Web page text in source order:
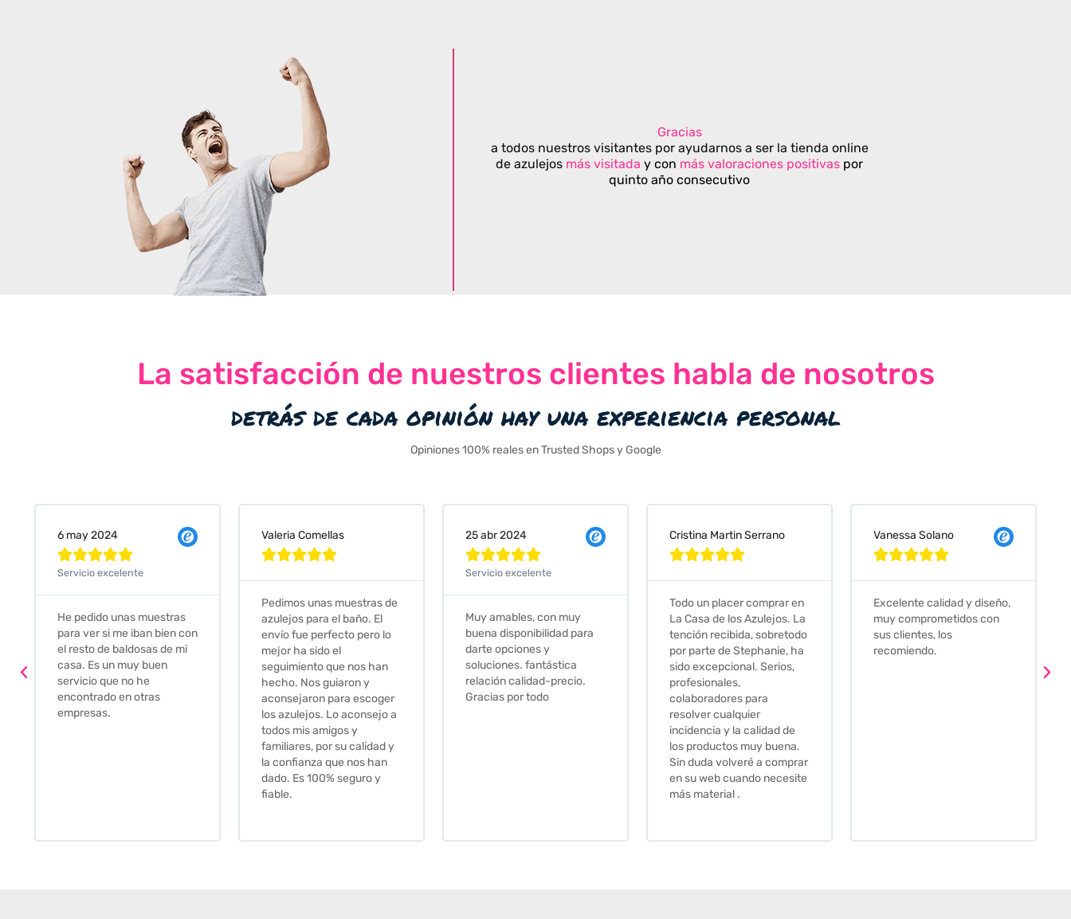
Gracias
a todos nuestros visitantes por ayudarnos a ser la tienda online
de azulejos más visitada y con más valoraciones positivas por
quinto año consecutivo
La satisfacción de nuestros clientes habla de nosotros
detrás de cada opinión hay una experiencia personal
Opiniones 100% reales en Trusted Shops y Google
Valeria Comellas

azulejos para el baño. El
envío fue perfecto pero lo
mejor ha sido el
seguimiento que nos han
hecho. Nos guiaron y
aconsejaron para escoger
los azulejos. Lo aconsejo a
25 abr 2024

Muy amables, con muy
buena disponibilidad para
darte opciones y
soluciones. fantástica
relación calidad-precio.
Gracias por todo
Cristina Martin Serrano

La Casa de los Azulejos. La
tención recibida, sobretodo
por parte de Stephanie, ha
sido excepcional. Serios,
profesionales,
colaboradores para
Vanessa Solano

Excelente calidad y diseño,
muy comprometidos con
sus clientes, los
recomiendo.
Judit Bonet Pardell

Que decir, si teneis que
comprar alguna baldosa
este és el sitio indicado! Yo
pedi una muestra y me